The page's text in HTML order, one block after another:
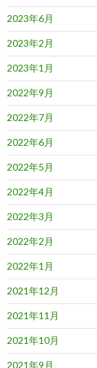
2023年6月
2023年2月
2023年1月
2022年9月
2022年7月
2022年6月
2022年5月
2022年4月
2022年3月
2022年2月
2022年1月
2021年12月
2021年11月
2021年10月
2021年9月